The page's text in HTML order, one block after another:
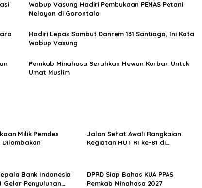
Wabup Vasung Hadiri Pembukaan PENAS Petani
Nelayan di Gorontalo
Hadiri Lepas Sambut Danrem 131 Santiago, Ini Kata
Wabup Vasung
Pemkab Minahasa Serahkan Hewan Kurban Untuk
Umat Muslim
Milik Pemdes
Dilombakan
Jalan Sehat Awali Rangkaian
Kegiatan HUT RI ke-81 di
Bank Indonesia
Gelar Penyuluhan
DPRD Siap Bahas KUA PPAS
Pemkab Minahasa 2027